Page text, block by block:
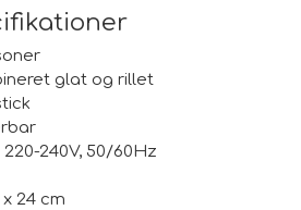
glat og rillet
220-240V, 50/60Hz
x 24 cm